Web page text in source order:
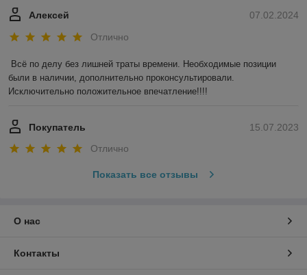
07.02.2024
Алексей
Отлично
Всё по делу без лишней траты времени. Необходимые позиции
были в наличии, дополнительно проконсультировали.
Исключительно положительное впечатление!!!!
15.07.2023
Покупатель
Отлично
Показать все отзывы
О нас
Контакты